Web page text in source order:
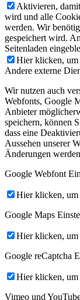
Aktivieren,
wird und alle
werden. Wir
gespeichert wird.
Seitenladen
Hier klicken, um
Andere externe
Wir nutzen auch
Webfonts, Google
Anbieter
speichern, können
dass eine
Aussehen unserer
Änderungen
Google Webfont
Hier klicken, um
Google Maps
Hier klicken, um
Google reCaptcha
Hier klicken, um
Vimeo und